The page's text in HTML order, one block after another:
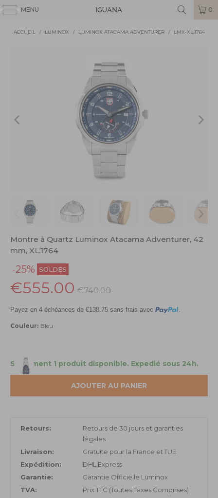
MENU 0
ACCUEIL / LUMINOX / LUMINOX ATACAMA ADVENTURER / LMX-XL.1764
Montre à Quartz Luminox Atacama Adventurer, 42
mm, XL.1764
-25% SOLDES
€555.00 €740.00
Payez en 4 échéances de €138.75 sans frais avec .
Couleur: Bleu
Seulement 1 produit disponible. Expedié sous 24h.
AJOUTER AU PANIER
Retours:
Retours de 30 jours et garanties
légales
Livraison:
Gratuite pour la France et l’UE
Expédition:
DHL Express
Garantie:
Garantie Officielle Luminox
TVA:
Prix TTC (Toutes Taxes Comprises)